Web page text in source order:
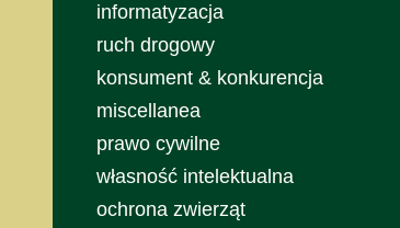
informatyzacja
ruch drogowy
konsument & konkurencja
miscellanea
prawo cywilne
własność intelektualna
ochrona zwierząt